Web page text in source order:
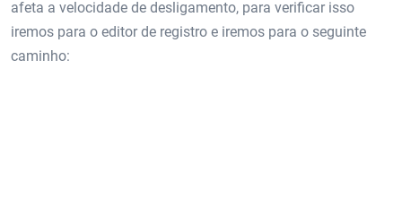
afeta a velocidade de desligamento, para verificar isso
iremos para o editor de registro e iremos para o seguinte
caminho: